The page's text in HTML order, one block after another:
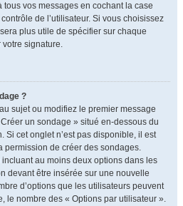
vos messages en cochant la case
de l’utilisateur. Si vous choisissez
plus utile de spécifier sur chaque
votre signature.
?
sujet ou modifiez le premier message
un sondage » situé en-dessous du
Si cet onglet n’est pas disponible, il est
permission de créer des sondages.
au moins deux options dans les
devant être insérée sur une nouvelle
d’options que les utilisateurs peuvent
le nombre des « Options par utilisateur ».